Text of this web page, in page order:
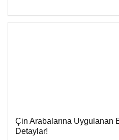
Çin Arabalarına Uygulanan
Detaylar!